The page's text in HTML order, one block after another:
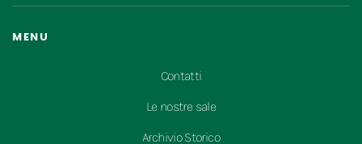
MENU
Contatti
Le nostre sale
Archivio Storico